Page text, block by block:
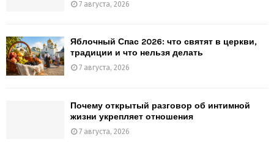
7 августа, 2026
Яблочный Спас 2026: что святят в церкви,
традиции и что нельзя делать
7 августа, 2026
Почему открытый разговор об интимной
жизни укрепляет отношения
7 августа, 2026